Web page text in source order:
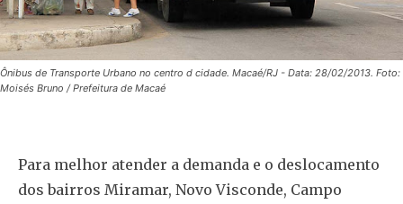
Ônibus de Transporte Urbano no centro d cidade. Macaé/RJ - Data: 28/02/2013. Foto:
Moisés Bruno / Prefeitura de Macaé
Para melhor atender a demanda e o deslocamento
dos bairros Miramar, Novo Visconde, Campo